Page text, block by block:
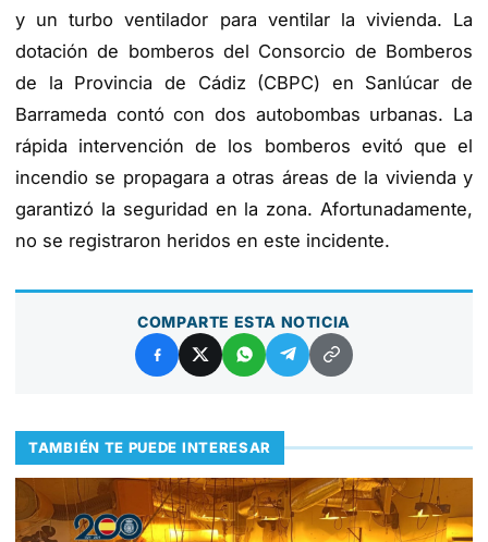
y un turbo ventilador para ventilar la vivienda. La
dotación de bomberos del Consorcio de Bomberos
de la Provincia de Cádiz (CBPC) en Sanlúcar de
Barrameda contó con dos autobombas urbanas. La
rápida intervención de los bomberos evitó que el
incendio se propagara a otras áreas de la vivienda y
garantizó la seguridad en la zona. Afortunadamente,
no se registraron heridos en este incidente.
COMPARTE ESTA NOTICIA
TAMBIÉN TE PUEDE INTERESAR